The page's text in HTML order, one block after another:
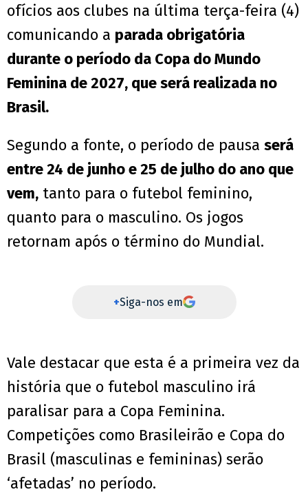
ofícios aos clubes na última terça-feira (4)
comunicando a parada obrigatória
durante o período da Copa do Mundo
Feminina de 2027, que será realizada no
Brasil.
Segundo a fonte, o período de pausa será
entre 24 de junho e 25 de julho do ano que
vem, tanto para o futebol feminino,
quanto para o masculino. Os jogos
retornam após o término do Mundial.
+Siga-nos em
Vale destacar que esta é a primeira vez da
história que o futebol masculino irá
paralisar para a Copa Feminina.
Competições como Brasileirão e Copa do
Brasil (masculinas e femininas) serão
‘afetadas’ no período.